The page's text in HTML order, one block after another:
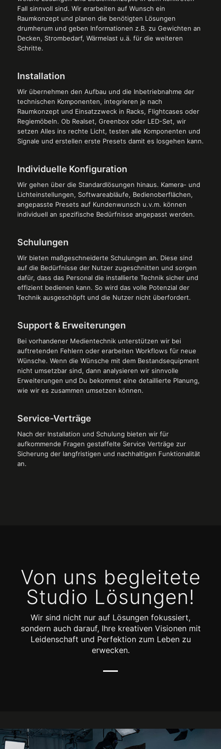
Fall sinnvoll sind. Wir erarbeiten auf Wunsch ein
Raumkonzept und planen die benötigten Lösungen
drumherum und geben Informationen z.B. zu Gewichten an
Decken, Strombedarf, Wärmelast u.ä. für die weiteren
Schritte.
Installation
Wir übernehmen den Aufbau und die Inbetriebnahme der
technischen Komponenten, integrieren je nach
Raumkonzept und Einsatzzweck in Racks, Flightcases oder
Regiemöbeln. Ob Realset, Greenbox oder LED-Set, wir
setzen Alles ins rechte Licht, testen alle Komponenten und
Signale und erstellen erste Presets damit es losgehen kann.
Individuelle Konfiguration
Wir gehen über die Standardlösungen hinaus. Kamera- und
Lichteinstellungen, Softwareabläufe, Bedienoberflächen,
angepasste Presets auf Kundenwunsch u.v.m. können
individuell an spezifische Bedürfnisse angepasst werden.
Schulungen
Wir bieten maßgeschneiderte Schulungen an. Diese sind
auf die Bedürfnisse der Nutzer zugeschnitten und sorgen
dafür, dass das Personal die installierte Technik sicher und
effizient bedienen kann. So wird das volle Potenzial der
Technik ausgeschöpft und die Nutzer nicht überfordert.
Support & Erweiterungen
Bei vorhandener Medientechnik unterstützen wir bei
auftretenden Fehlern oder erarbeiten Workflows für neue
Wünsche. Wenn die Wünsche mit dem Bestandsequipment
nicht umsetzbar sind, dann analysieren wir sinnvolle
Erweiterungen und Du bekommst eine detaillierte Planung,
wie wir es zusammen umsetzen können.
Service-Verträge
Nach der Installation und Schulung bieten wir für
aufkommende Fragen gestaffelte Service Verträge zur
Sicherung der langfristigen und nachhaltigen Funktionalität
an.
Von uns begleitete
Studio Lösungen!
Wir sind nicht nur auf Lösungen fokussiert,
sondern auch darauf, Ihre kreativen Visionen mit
Leidenschaft und Perfektion zum Leben zu
erwecken.